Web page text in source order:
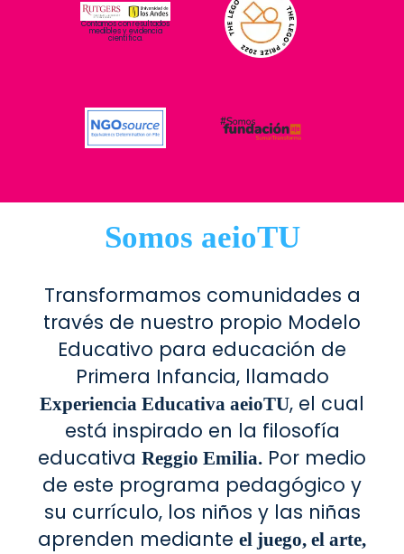
Contamos con resultados
medibles y evidencia
científica.
Somos aeioTU
Transformamos comunidades a
través de nuestro propio Modelo
Educativo para educación de
Primera Infancia, llamado
Experiencia Educativa aeioTU, el cual
está inspirado en la filosofía
educativa Reggio Emilia. Por medio
de este programa pedagógico y
su currículo, los niños y las niñas
aprenden mediante el juego, el arte,